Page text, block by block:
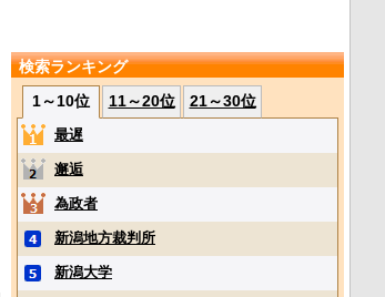
検索ランキング
1～10位
11～20位 21～30位
最遅
邂逅
為政者
新潟地方裁判所
新潟大学